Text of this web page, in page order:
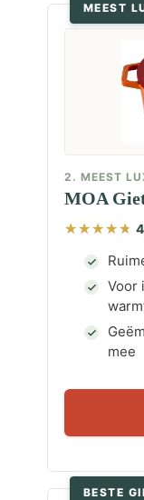
MEEST
2. MEEST
MOA
Voor
mee
BESTE